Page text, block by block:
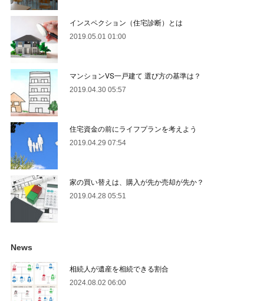
インスペクション（住宅診断）とは
2019.05.01 01:00
マンションVS一戸建て 選び方の基準は？
2019.04.30 05:57
住宅資金の前にライフプランを考えよう
2019.04.29 07:54
家の買い替えは、購入が先か売却が先か？
2019.04.28 05:51
News
相続人が遺産を相続できる割合
2024.08.02 06:00